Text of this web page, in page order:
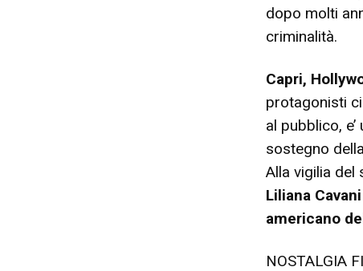
dopo molti
criminalità.
Capri,
protagonisti
al pubblico,
sostegno
Alla vigilia del
Liliana Cavani
americano
NOSTALGIA